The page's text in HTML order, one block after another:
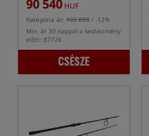
90 540 HUF
Kategória ár: 102 890 / -12%
Min. ár 30 nappal a kedvezmény
előtt: 87726
CSÉSZE